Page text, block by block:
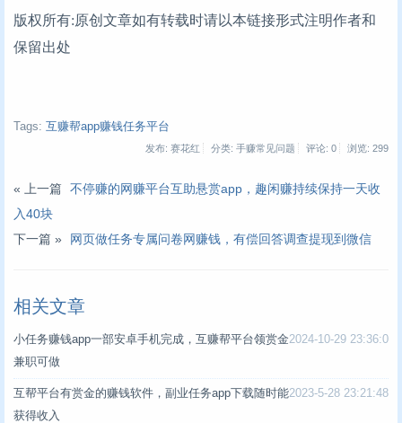
版权所有:原创文章如有转载时请以本链接形式注明作者和
保留出处
Tags: 互赚帮app赚钱任务平台
发布: 赛花红 分类: 手赚常见问题 评论: 0 浏览: 299
« 上一篇
不停赚的网赚平台互助悬赏app，趣闲赚持续保持一天收
入40块
下一篇 »
网页做任务专属问卷网赚钱，有偿回答调查提现到微信
相关文章
2024-10-29 23:36:0
小任务赚钱app一部安卓手机完成，互赚帮平台领赏金
兼职可做
2023-5-28 23:21:48
互帮平台有赏金的赚钱软件，副业任务app下载随时能
获得收入